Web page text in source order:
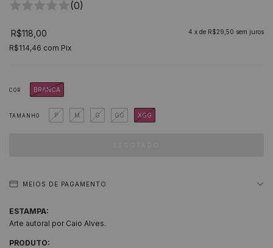
(0)
R$118,00 4 x de R$29,50 sem juros
R$114,46 com Pix
COR BRANCA
TAMANHO P M G GG XGG
MEIOS DE PAGAMENTO
ESTAMPA:
Arte autoral por Caio Alves.
PRODUTO: